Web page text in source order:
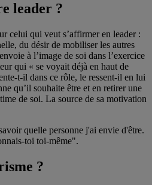
leader ?
celui qui veut s’affirmer en leader :
du désir de mobiliser les autres
à l’image de soi dans l’exercice
qui « se voyait déjà en haut de
t-il dans ce rôle, le ressent-il en lui
qu’il souhaite être et en retirer une
de soi. La source de sa motivation
quelle personne j'ai envie d'être.
toi toi-même".
?